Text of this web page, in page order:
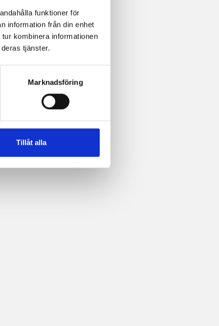
funktioner för
information från din enhet
kombinera informationen
tjänster.
Marknadsföring
Tillåt alla